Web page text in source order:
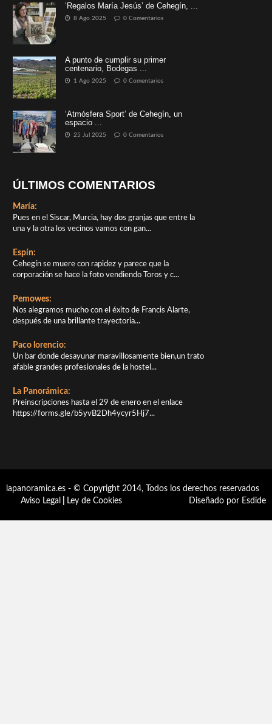
‘Regalos María Jesús’ de Cehegín, ...
8 Ago 2025 0 Comentarios
A punto de cumplir su primer
centenario, Bodegas ...
1 Ago 2025 0 Comentarios
‘Atmósfera Sport’ de Cehegín, un
espacio ...
25 Jul 2025 0 Comentarios
ÚLTIMOS COMENTARIOS
María:
Pues en el Siscar, Murcia, hay dos granjas que entre la
una y la otra los vecinos vamos con gan...
Espín:
Cehegín se muere con rapidez y parece que la
corporación se hace la foto vendiendo Toros y c...
Pemowes:
Nos alegramos mucho con el éxito de Francis Alarte,
después de una brillante trayectoria...
Paco lorencio:
Un bar donde desayunar maravillosamente bien,un trato
afable grandes profesionales de la hostel...
La Panorámica:
Preinscripciones hasta el 29 de enero en el enlace
https://forms.gle/b5yvB2Dh4ycyr5Hj7...
lapanoramica.es - © Copyright 2014, Todos los derechos reservados
Aviso Legal
Ley de Cookies Diseñado por Esdide